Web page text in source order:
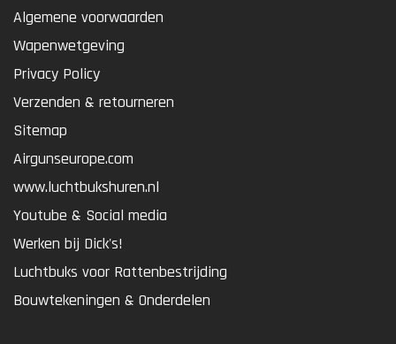
Algemene voorwaarden
Wapenwetgeving
Privacy Policy
Verzenden & retourneren
Sitemap
Airgunseurope.com
www.luchtbukshuren.nl
Youtube & Social media
Werken bij Dick's!
Luchtbuks voor Rattenbestrijding
Bouwtekeningen & Onderdelen